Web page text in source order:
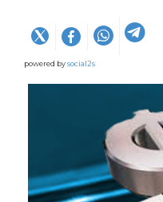
powered bysocial2s